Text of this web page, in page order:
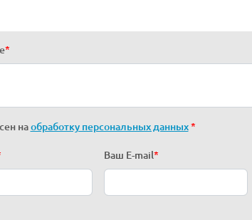
*
наобработку персональных данных *
Ваш E-mail*